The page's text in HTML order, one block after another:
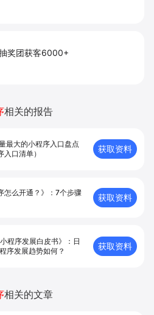
奖团获客6000+
相关的报告
最大的小程序入口盘点
入口清单）
获取资料
怎么开通？》：7个步骤
获取资料
程序发展白皮书》：日
序发展趋势如何？
获取资料
相关的文章